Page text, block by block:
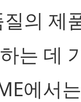
의 제
는 데
에서